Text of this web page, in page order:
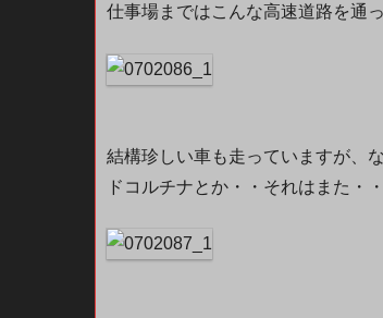
仕事場まではこんな高速道路を通
結構珍しい車も走っていますが、
ドコルチナとか・・それはまた・